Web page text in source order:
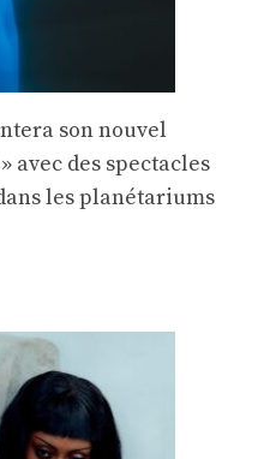
son nouvel
avec des spectacles
les planétariums